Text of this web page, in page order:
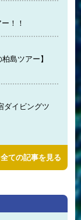
！！
島ツアー】
ダイビングツ
全ての記事を見る